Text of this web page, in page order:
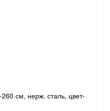
см, нерж. сталь, цвет-